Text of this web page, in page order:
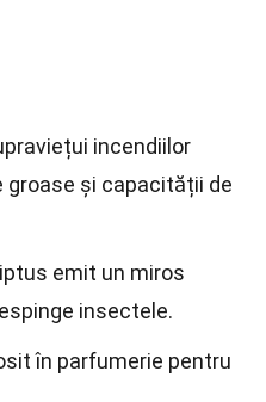
incendiilor
și capacității de
emit un miros
insectele.
în parfumerie pentru